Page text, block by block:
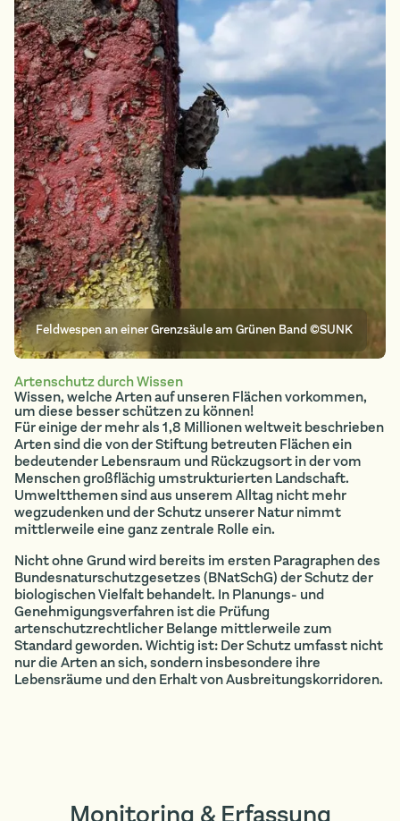
Feldwespen an einer Grenzsäule am Grünen Band ©SUNK
Artenschutz durch Wissen
Wissen, welche Arten auf unseren Flächen vorkommen,
um diese besser schützen zu können!
Für einige der mehr als 1,8 Millionen weltweit beschrieben
Arten sind die von der Stiftung betreuten Flächen ein
bedeutender Lebensraum und Rückzugsort in der vom
Menschen großflächig umstrukturierten Landschaft.
Umweltthemen sind aus unserem Alltag nicht mehr
wegzudenken und der Schutz unserer Natur nimmt
mittlerweile eine ganz zentrale Rolle ein.
Nicht ohne Grund wird bereits im ersten Paragraphen des
Bundesnaturschutzgesetzes (BNatSchG) der Schutz der
biologischen Vielfalt behandelt. In Planungs- und
Genehmigungsverfahren ist die Prüfung
artenschutzrechtlicher Belange mittlerweile zum
Standard geworden. Wichtig ist: Der Schutz umfasst nicht
nur die Arten an sich, sondern insbesondere ihre
Lebensräume und den Erhalt von Ausbreitungskorridoren.